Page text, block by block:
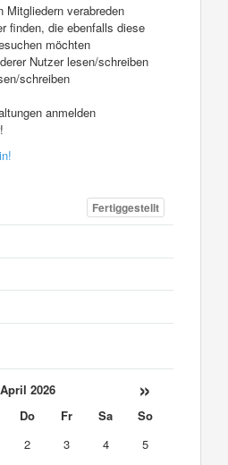
Mitgliedern verabreden
finden, die ebenfalls diese
möchten
Nutzer lesen/schreiben
schreiben
anmelden
Fertiggestellt
April 2026 »
Do Fr Sa
So
2 3 4
5